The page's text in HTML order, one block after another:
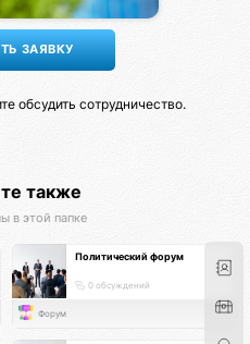
обсудить сотрудничество.
также
в этой папке
Политический форум
0 обсуждений
Форум